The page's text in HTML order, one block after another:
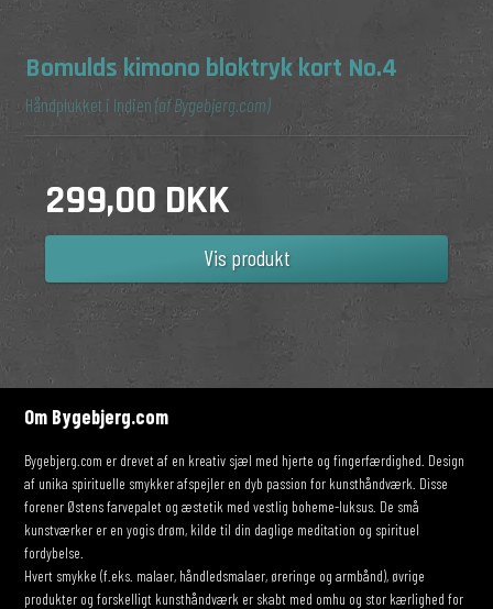
Bomulds kimono bloktryk kort No.4
Håndplukket i Indien(af Bygebjerg.com)
299,00 DKK
Vis produkt
Om Bygebjerg.com
Bygebjerg.com er drevet af en kreativ sjæl med hjerte og fingerfærdighed. Design
af unika spirituelle smykker afspejler en dyb passion for kunsthåndværk. Disse
forener Østens farvepalet og æstetik med vestlig boheme-luksus. De små
kunstværker er en yogis drøm, kilde til din daglige meditation og spirituel
fordybelse.
Hvert smykke (f.eks. malaer, håndledsmalaer, øreringe og armbånd), øvrige
produkter og forskelligt kunsthåndværk er skabt med omhu og stor kærlighed for